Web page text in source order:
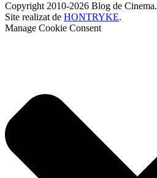
Copyright 2010-2026 Blog de Cinema.
Site realizat de HONTRYKE.
Manage Cookie Consent